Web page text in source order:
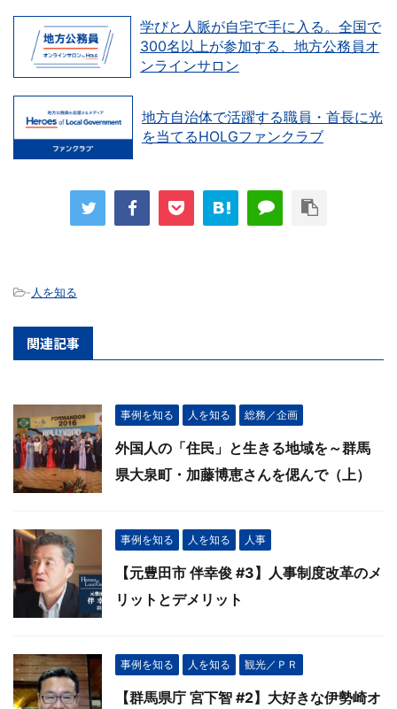
学びと人脈が自宅で手に入る。全国で
300名以上が参加する、地方公務員オ
ンラインサロン
地方自治体で活躍する職員・首長に光
を当てるHOLGファンクラブ
- 人を知る
関連記事
事例を知る 人を知る 総務／企画
外国人の「住民」と生きる地域を～群馬
県大泉町・加藤博恵さんを偲んで（上）
事例を知る 人を知る 人事
【元豊田市 伴幸俊 #3】人事制度改革のメ
リットとデメリット
事例を知る 人を知る 観光／ＰＲ
【群馬県庁 宮下智 #2】大好きな伊勢崎オ